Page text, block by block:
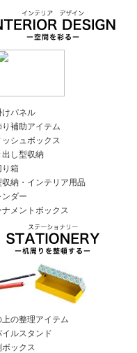
パネル
補助アイテム
シュボックス
し型収納
箱
納・インテリア用品
ダー
メントボックス
の整理アイテム
ルスタンド
ックス